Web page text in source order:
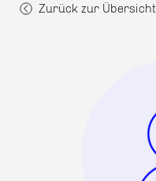
Zurück zur Übersicht